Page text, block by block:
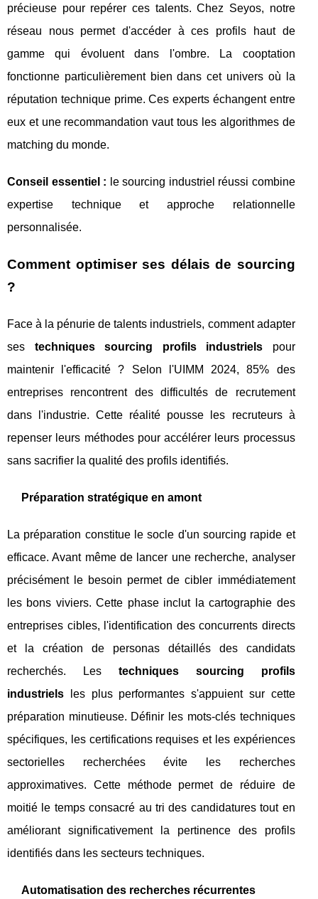
précieuse pour repérer ces talents. Chez Seyos, notre
réseau nous permet d'accéder à ces profils haut de
gamme qui évoluent dans l'ombre. La cooptation
fonctionne particulièrement bien dans cet univers où la
réputation technique prime. Ces experts échangent entre
eux et une recommandation vaut tous les algorithmes de
matching du monde.
Conseil essentiel : le sourcing industriel réussi combine
expertise technique et approche relationnelle
personnalisée.
Comment optimiser ses délais de sourcing
?
Face à la pénurie de talents industriels, comment adapter
ses techniques sourcing profils industriels pour
maintenir l'efficacité ? Selon l'UIMM 2024, 85% des
entreprises rencontrent des difficultés de recrutement
dans l'industrie. Cette réalité pousse les recruteurs à
repenser leurs méthodes pour accélérer leurs processus
sans sacrifier la qualité des profils identifiés.
Préparation stratégique en amont
La préparation constitue le socle d'un sourcing rapide et
efficace. Avant même de lancer une recherche, analyser
précisément le besoin permet de cibler immédiatement
les bons viviers. Cette phase inclut la cartographie des
entreprises cibles, l'identification des concurrents directs
et la création de personas détaillés des candidats
recherchés. Les techniques sourcing profils
industriels les plus performantes s'appuient sur cette
préparation minutieuse. Définir les mots-clés techniques
spécifiques, les certifications requises et les expériences
sectorielles recherchées évite les recherches
approximatives. Cette méthode permet de réduire de
moitié le temps consacré au tri des candidatures tout en
améliorant significativement la pertinence des profils
identifiés dans les secteurs techniques.
Automatisation des recherches récurrentes